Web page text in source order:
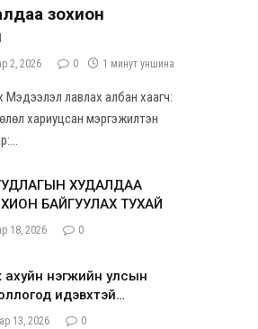
зохион
2, 2026 0 1 минут уншина
Мэдээлэл лавлах албан хаагч:
хариуцсан мэргэжилтэн
ХУДАЛДАА
БАЙГУУЛАХ ТУХАЙ
18, 2026 0
нэгжийн улсын
идэвхтэй
уу.
13, 2026 0